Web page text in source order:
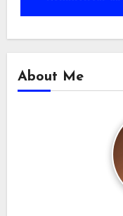
About Me